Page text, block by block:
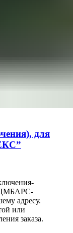
для
адресу.
или
заказа.